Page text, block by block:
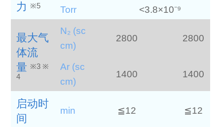
力 ※5 Torr <3.8×10⁻⁹
最大气
体流
量 ※3 ※
4
N₂ (sc
cm)
2800 2800
Ar (sc
cm)
1400 1400
启动时
间
min ≦12 ≦12